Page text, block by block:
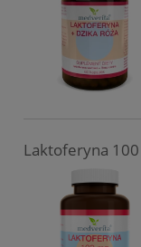
Laktoferyna 100